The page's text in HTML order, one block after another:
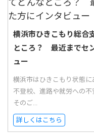
横浜市ひきこもり総合
ところ？ 最近までセ
ュー
横浜市はひきこもり状態に
不登校、進路や就労への
そのご...
詳しくはこちら